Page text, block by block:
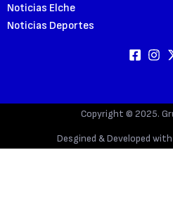
Noticias Elche
Noticias Deportes
Copyright © 2025.
Desgined & Developed with